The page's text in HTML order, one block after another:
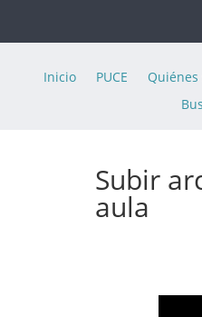
Inicio PUCE Quiénes
Subir
aula